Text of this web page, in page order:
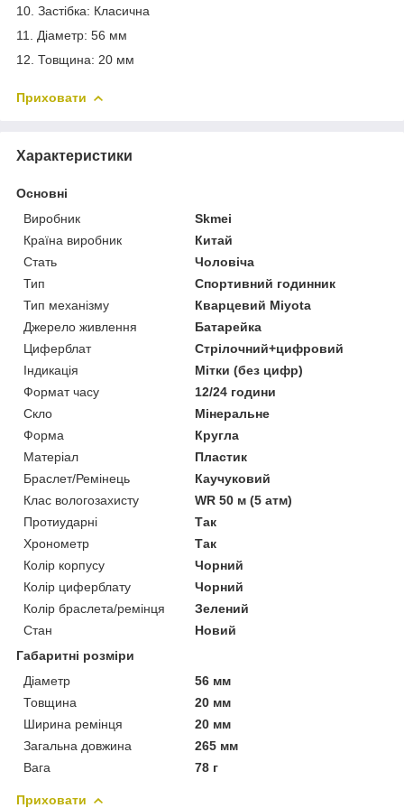
10. Застібка: Класична
11. Діаметр: 56 мм
12. Товщина: 20 мм
Приховати
Характеристики
Основні
Виробник
Skmei
Країна виробник
Китай
Стать
Чоловіча
Тип
Спортивний годинник
Тип механізму
Кварцевий Miyota
Джерело живлення
Батарейка
Циферблат
Стрілочний+цифровий
Індикація
Мітки (без цифр)
Формат часу
12/24 години
Скло
Мінеральне
Форма
Кругла
Матеріал
Пластик
Браслет/Ремінець
Каучуковий
Клас вологозахисту
WR 50 м (5 атм)
Протиударні
Так
Хронометр
Так
Колір корпусу
Чорний
Колір циферблату
Чорний
Колір браслета/ремінця
Зелений
Стан
Новий
Габаритні розміри
Діаметр
56 мм
Товщина
20 мм
Ширина ремінця
20 мм
Загальна довжина
265 мм
Вага
78 г
Приховати